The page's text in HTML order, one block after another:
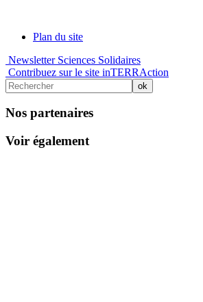
Plan du site
Newsletter Sciences Solidaires
Contribuez sur le site inTERRAction
Nos partenaires
Voir également